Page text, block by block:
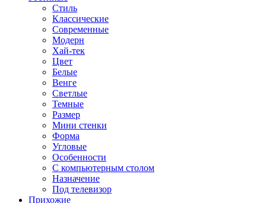
Стиль
Классические
Современные
Модерн
Хай-тек
Цвет
Белые
Венге
Светлые
Темные
Размер
Мини стенки
Форма
Угловые
Особенности
С компьютерным столом
Назначение
Под телевизор
Прихожие